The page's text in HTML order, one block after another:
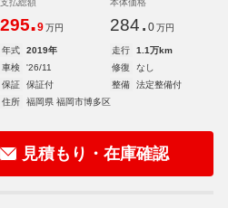
支払総額
295.9 万円
本体価格
284. 0 万円
年式 2019年 走行
1.1万km
車検
'26/11 修復
なし
保証
保証付 整備
法定整備付
住所
福岡県 福岡市博多区
見積もり・在庫確認